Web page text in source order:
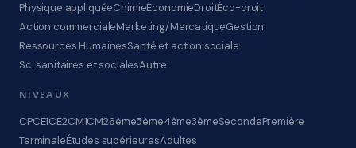
Physique appliquéeChimieÉconomieDroitÉco-droit
Action commercialeMarketing/MercatiqueGestion
Ressources HumainesSanté et action sociale
Sc. sanitaires et socialesAutre
NIVEAUX
CPCE1CE2CM1CM26ème5ème4ème3èmeSecondePremière
TerminaleÉtudes supérieuresAdultes